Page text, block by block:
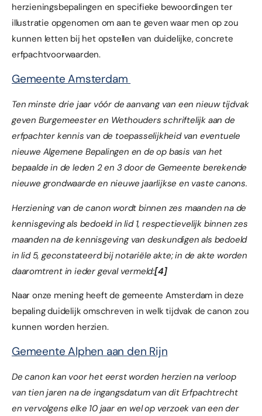
herzieningsbepalingen en specifieke bewoordingen ter
illustratie opgenomen om aan te geven waar men op zou
kunnen letten bij het opstellen van duidelijke, concrete
erfpachtvoorwaarden.
Gemeente Amsterdam
Ten minste drie jaar vóór de aanvang van een nieuw tijdvak
geven Burgemeester en Wethouders schriftelijk aan de
erfpachter kennis van de toepasselijkheid van eventuele
nieuwe Algemene Bepalingen en de op basis van het
bepaalde in de leden 2 en 3 door de Gemeente berekende
nieuwe grondwaarde en nieuwe jaarlijkse en vaste canons.
Herziening van de canon wordt binnen zes maanden na de
kennisgeving als bedoeld in lid 1, respectievelijk binnen zes
maanden na de kennisgeving van deskundigen als bedoeld
in lid 5, geconstateerd bij notariële akte; in de akte worden
daaromtrent in ieder geval vermeld:[4]
Naar onze mening heeft de gemeente Amsterdam in deze
bepaling duidelijk omschreven in welk tijdvak de canon zou
kunnen worden herzien.
Gemeente Alphen aan den Rijn
De canon kan voor het eerst worden herzien na verloop
van tien jaren na de ingangsdatum van dit Erfpachtrecht
en vervolgens elke 10 jaar en wel op verzoek van een der